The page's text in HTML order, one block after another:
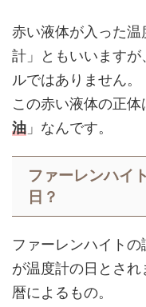
赤い液体が入った
計」ともいいます
ルではありません。
この赤い液体の正体
油 」なんです。
ファーレンハイ
日？
ファーレンハイト
が温度計の日とさ
暦によるもの。